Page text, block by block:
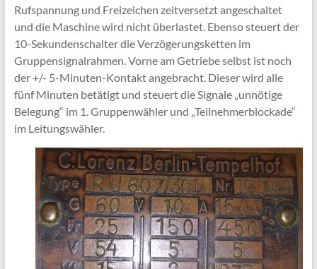
Rufspannung und Freizeichen zeitversetzt angeschaltet
und die Maschine wird nicht überlastet. Ebenso steuert der
10-Sekundenschalter die Verzögerungsketten im
Gruppensignalrahmen. Vorne am Getriebe selbst ist noch
der +/- 5-Minuten-Kontakt angebracht. Dieser wird alle
fünf Minuten betätigt und steuert die Signale „unnötige
Belegung“ im 1. Gruppenwähler und „Teilnehmerblockade“
im Leitungswähler.